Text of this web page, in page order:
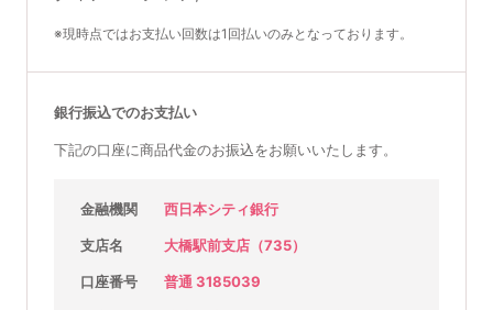
※現時点ではお支払い回数は1回払いのみとなっております。
銀行振込でのお支払い
下記の口座に商品代金のお振込をお願いいたします。
金融機関 西日本シティ銀行
支店名 大橋駅前支店（735）
口座番号 普通 3185039